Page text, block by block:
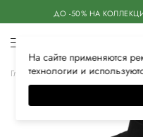
ДО -50% НА
Главная Мужская Одежда
На сайте применяются
технологии и